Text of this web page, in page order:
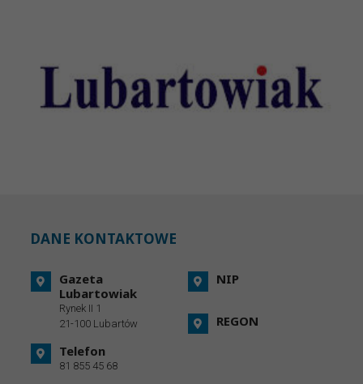
DANE KONTAKTOWE
Gazeta
Lubartowiak
Rynek II 1
21-100 Lubartów
Telefon
81 855 45 68
NIP
REGON